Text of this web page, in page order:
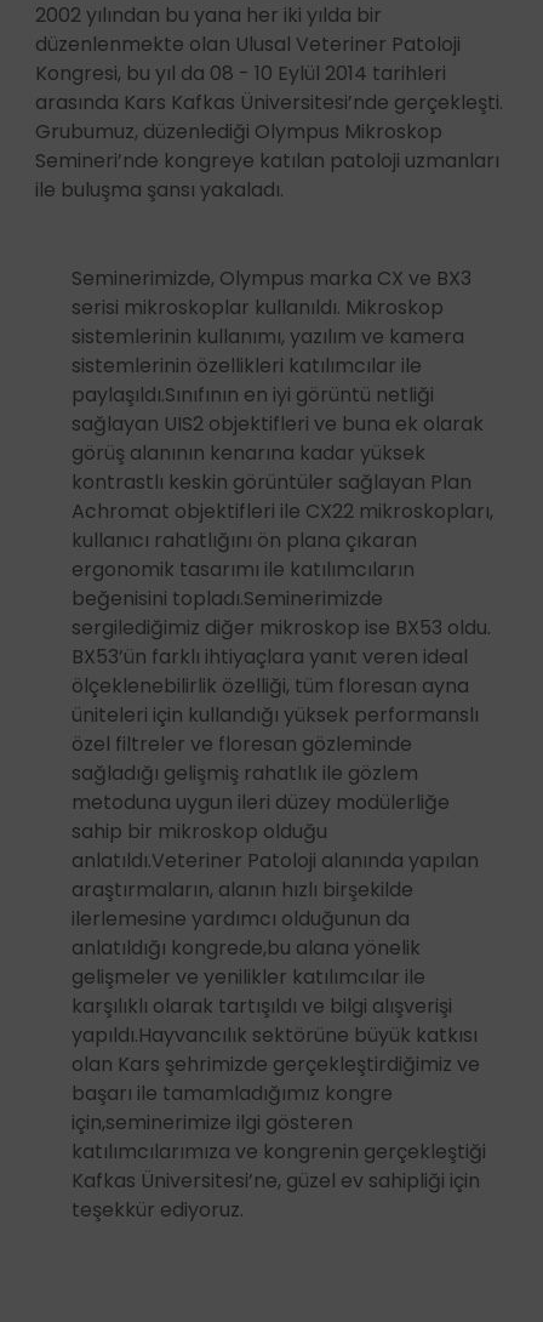
2002 yılından bu yana her iki yılda bir
düzenlenmekte olan Ulusal Veteriner Patoloji
Kongresi, bu yıl da 08 - 10 Eylül 2014 tarihleri
arasında Kars Kafkas Üniversitesi’nde gerçekleşti.
Grubumuz, düzenlediği Olympus Mikroskop
Semineri’nde kongreye katılan patoloji uzmanları
ile buluşma şansı yakaladı.
Seminerimizde, Olympus marka CX ve BX3
serisi mikroskoplar kullanıldı. Mikroskop
sistemlerinin kullanımı, yazılım ve kamera
sistemlerinin özellikleri katılımcılar ile
paylaşıldı.Sınıfının en iyi görüntü netliği
sağlayan UIS2 objektifleri ve buna ek olarak
görüş alanının kenarına kadar yüksek
kontrastlı keskin görüntüler sağlayan Plan
Achromat objektifleri ile CX22 mikroskopları,
kullanıcı rahatlığını ön plana çıkaran
ergonomik tasarımı ile katılımcıların
beğenisini topladı.Seminerimizde
sergilediğimiz diğer mikroskop ise BX53 oldu.
BX53’ün farklı ihtiyaçlara yanıt veren ideal
ölçeklenebilirlik özelliği, tüm floresan ayna
üniteleri için kullandığı yüksek performanslı
özel filtreler ve floresan gözleminde
sağladığı gelişmiş rahatlık ile gözlem
metoduna uygun ileri düzey modülerliğe
sahip bir mikroskop olduğu
anlatıldı.Veteriner Patoloji alanında yapılan
araştırmaların, alanın hızlı birşekilde
ilerlemesine yardımcı olduğunun da
anlatıldığı kongrede,bu alana yönelik
gelişmeler ve yenilikler katılımcılar ile
karşılıklı olarak tartışıldı ve bilgi alışverişi
yapıldı.Hayvancılık sektörüne büyük katkısı
olan Kars şehrimizde gerçekleştirdiğimiz ve
başarı ile tamamladığımız kongre
için,seminerimize ilgi gösteren
katılımcılarımıza ve kongrenin gerçekleştiği
Kafkas Üniversitesi’ne, güzel ev sahipliği için
teşekkür ediyoruz.